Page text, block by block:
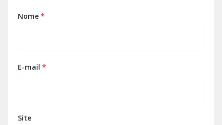
Nome *
E-mail *
Site